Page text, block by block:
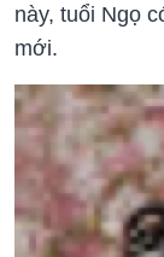
này, tuổi Ngọ
mới.